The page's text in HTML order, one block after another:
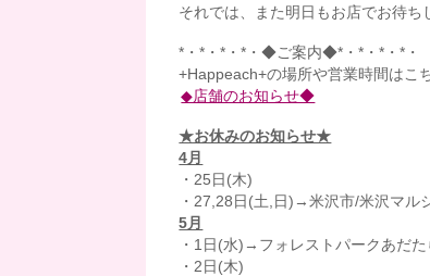
それでは、また明日もお店でお待ち
*・*・*・*・◆ご案内◆*・*・*・*・
+Happeach+の場所や営業時間はこ
◆店舗のお知らせ◆
★お休みのお知らせ★
4月
・25日(木)
・27,28日(土,日)→米沢市/米沢マル
5月
・1日(水)→フォレストパークあだ
・2日(木)